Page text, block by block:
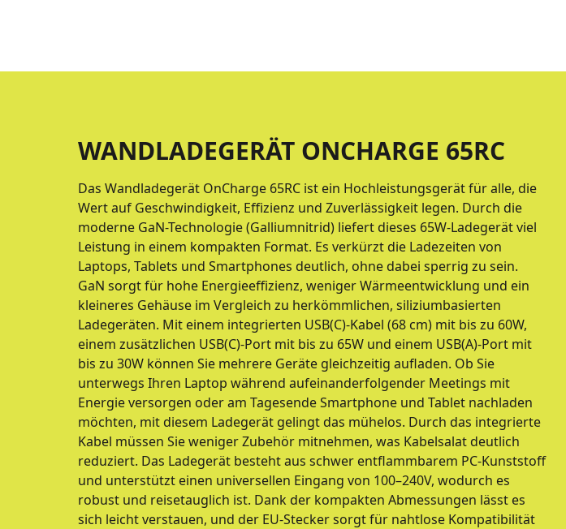
WANDLADEGERÄT ONCHARGE 65RC
Das Wandladegerät OnCharge 65RC ist ein Hochleistungsgerät für alle, die
Wert auf Geschwindigkeit, Effizienz und Zuverlässigkeit legen. Durch die
moderne GaN-Technologie (Galliumnitrid) liefert dieses 65W-Ladegerät viel
Leistung in einem kompakten Format. Es verkürzt die Ladezeiten von
Laptops, Tablets und Smartphones deutlich, ohne dabei sperrig zu sein.
GaN sorgt für hohe Energieeffizienz, weniger Wärmeentwicklung und ein
kleineres Gehäuse im Vergleich zu herkömmlichen, siliziumbasierten
Ladegeräten. Mit einem integrierten USB(C)-Kabel (68 cm) mit bis zu 60W,
einem zusätzlichen USB(C)-Port mit bis zu 65W und einem USB(A)-Port mit
bis zu 30W können Sie mehrere Geräte gleichzeitig aufladen. Ob Sie
unterwegs Ihren Laptop während aufeinanderfolgender Meetings mit
Energie versorgen oder am Tagesende Smartphone und Tablet nachladen
möchten, mit diesem Ladegerät gelingt das mühelos. Durch das integrierte
Kabel müssen Sie weniger Zubehör mitnehmen, was Kabelsalat deutlich
reduziert. Das Ladegerät besteht aus schwer entflammbarem PC-Kunststoff
und unterstützt einen universellen Eingang von 100–240V, wodurch es
robust und reisetauglich ist. Dank der kompakten Abmessungen lässt es
sich leicht verstauen, und der EU-Stecker sorgt für nahtlose Kompatibilität